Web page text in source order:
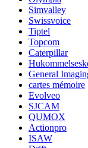
Simvalley
Swissvoice
Tiptel
Topcom
Caterpillar
General
cartes mémoire
Evolveo
SJCAM
QUMOX
Actionpro
ISAW